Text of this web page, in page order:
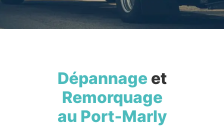
Dépannageet
Remorquage
au Port-Marly